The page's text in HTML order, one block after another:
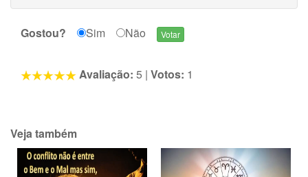
Gostou? Sim Não
Avaliação: 5 | Votos: 1
Veja também